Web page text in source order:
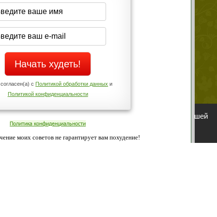
середине дня?
Нет
Телефоны службы поддержки
+7 (909) 421-77-27
cookies. Оставаясь с нами, вы соглашаетесь с нашей
Согласен